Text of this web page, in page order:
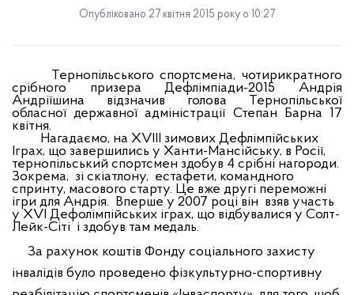
Опубліковано 27 квітня 2015 року о 10:27
Тернопільського спортсмена, чотирикратного
срібного призера Дефлімпіади-2015 Андрія
Андріїшина відзначив голова Тернопільської
обласної державної адміністрації Степан Барна 17
квітня.
Нагадаємо, на ХVIII зимових Дефлімпійських
Іграх, що завершились у Ханти-Мансійську, в Росії,
тернопільський спортсмен здобув 4 срібні нагороди.
Зокрема, зі скіатлону, естафети, командного
спринту, масового старту. Це вже другі переможні
ігри для Андрія. Вперше у 2007 році він взяв участь
у ХVI Дефолімпійських іграх, що відбувалися у Солт-
Лейк-Сіті і здобув там медаль.
За рахунок коштів Фонду соціального захисту
інвалідів було проведено фізкультурно-спортивну